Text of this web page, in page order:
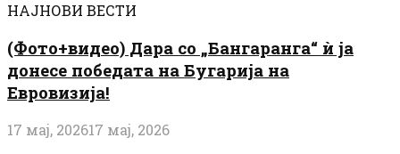
НАЈНОВИ ВЕСТИ
(Фото+видео) Дара со „Бангаранга“ ѝ ја
донесе победата на Бугарија на
Евровизија!
17 мај, 202617 мај, 2026